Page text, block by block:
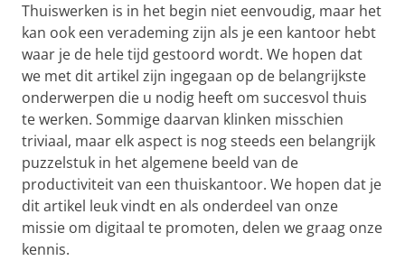
Thuiswerken is in het begin niet eenvoudig, maar het
kan ook een verademing zijn als je een kantoor hebt
waar je de hele tijd gestoord wordt. We hopen dat
we met dit artikel zijn ingegaan op de belangrijkste
onderwerpen die u nodig heeft om succesvol thuis
te werken. Sommige daarvan klinken misschien
triviaal, maar elk aspect is nog steeds een belangrijk
puzzelstuk in het algemene beeld van de
productiviteit van een thuiskantoor. We hopen dat je
dit artikel leuk vindt en als onderdeel van onze
missie om digitaal te promoten, delen we graag onze
kennis.